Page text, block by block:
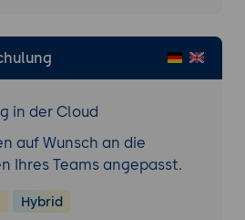
in der Cloud
auf Wunsch an die
Ihres Teams angepasst.
Hybrid